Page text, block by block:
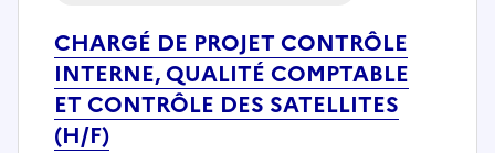
CHARGÉ DE PROJET CONTRÔLE
INTERNE, QUALITÉ COMPTABLE
ET CONTRÔLE DES SATELLITES
(H/F)